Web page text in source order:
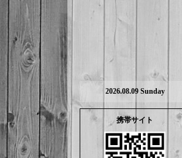
2026.08.09 Sunday
携帯サイト